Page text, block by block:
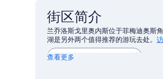
街区简介
兰乔洛斯戈里奥内斯位于菲梅迪奥斯
湖是另外两个值得推荐的游玩去处。
查看阿卡胡特拉的更多公寓
查看更多